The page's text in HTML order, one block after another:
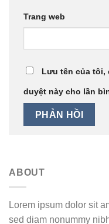
Trang web
Lưu tên của tôi,
duyệt này cho lần
ABOUT
Lorem ipsum dolor sit
sed diam nonummy